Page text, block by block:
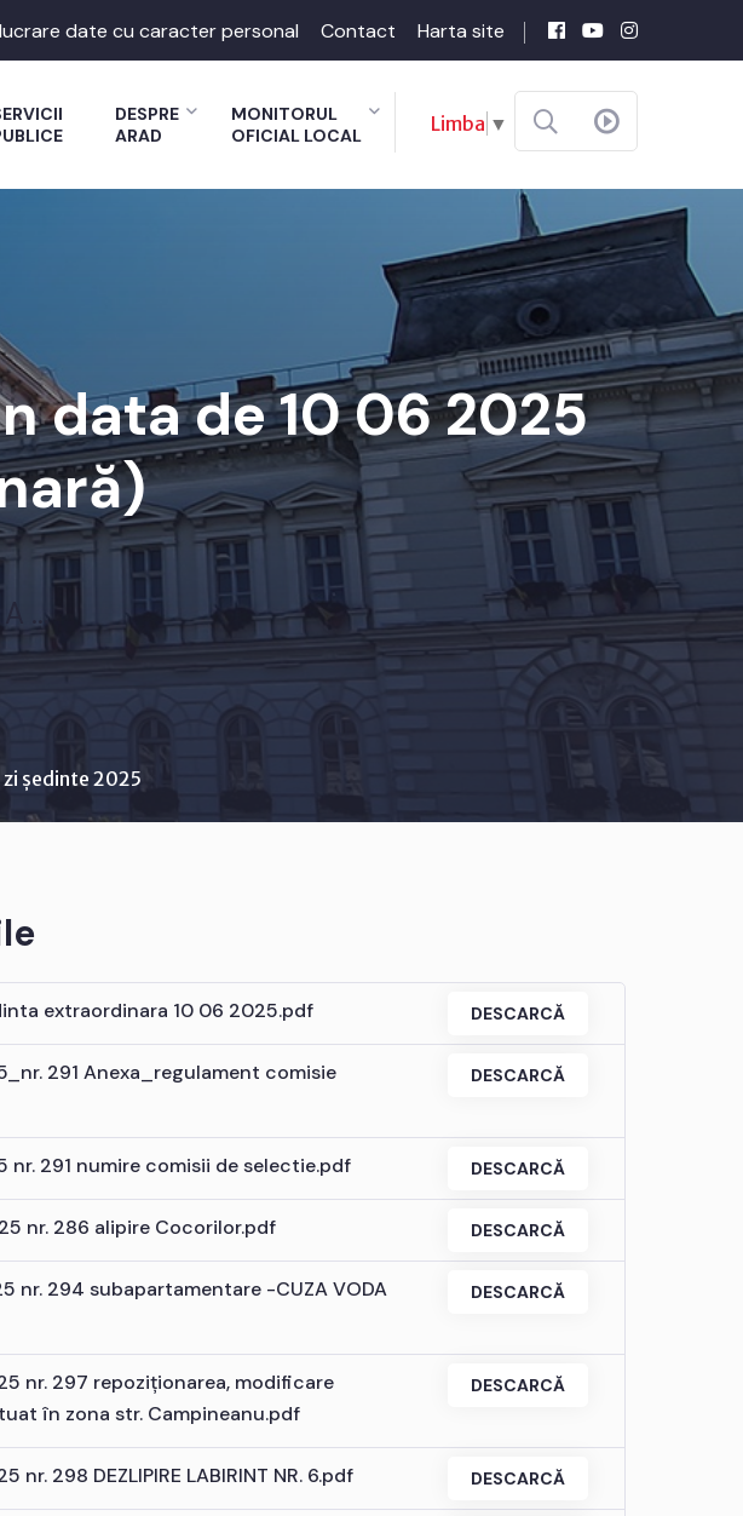
date cu caracter personal Contact Harta site
DESPRE
ARAD
MONITORUL
OFICIAL LOCAL
Limba ▼
data de 10 06 2025
...
ședinte 2025
extraordinara 10 06 2025.pdf DESCARCĂ
291 Anexa_regulament comisie
DESCARCĂ
nr. 291 numire comisii de selectie.pdf DESCARCĂ
nr. 286 alipire Cocorilor.pdf DESCARCĂ
nr. 294 subapartamentare -CUZA VODA
DESCARCĂ
nr. 297 repoziționarea, modificare
în zona str. Campineanu.pdf
DESCARCĂ
nr. 298 DEZLIPIRE LABIRINT NR. 6.pdf DESCARCĂ